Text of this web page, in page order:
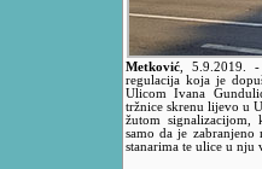
Metković ,5.9.2019.-
regulacija koja je
Ulicom Ivana
tržnice skrenu lijevo u
žutom signalizacijom,
samo da je
stanarima te ulice u nju